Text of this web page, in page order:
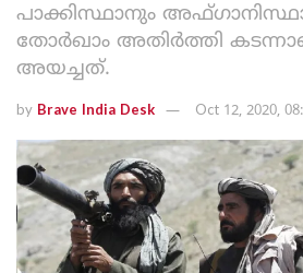
പാക്കിസ്ഥാനും
തോര്‍ഖാം അതിര്‍ത്തി
അയച്ചത്.
by Brave India Desk Oct 12, 2020,